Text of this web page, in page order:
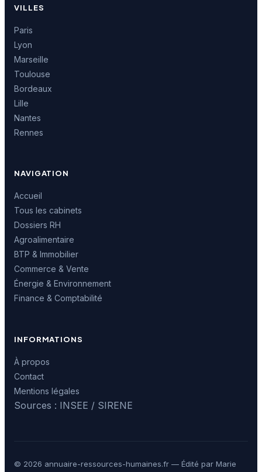
VILLES
Paris
Lyon
Marseille
Toulouse
Bordeaux
Lille
Nantes
Rennes
NAVIGATION
Accueil
Tous les cabinets
Dossiers RH
Agroalimentaire
BTP & Immobilier
Commerce & Vente
Énergie & Environnement
Finance & Comptabilité
INFORMATIONS
À propos
Contact
Mentions légales
Sources : INSEE / SIRENE
© 2026 annuaire-ressources-humaines.fr — Édité par Marie